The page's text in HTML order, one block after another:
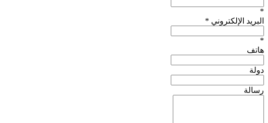
*
البريد الإلكتروني *
*
هاتف
دولة
رسالة